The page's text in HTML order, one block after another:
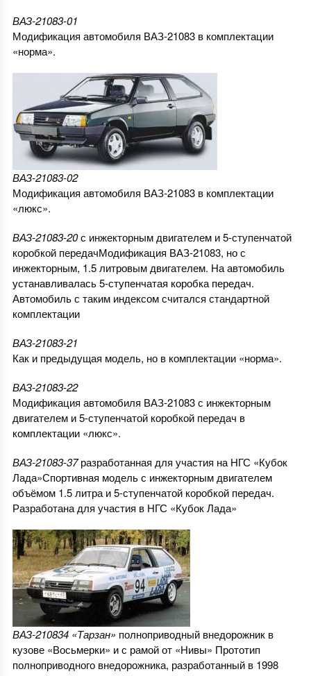
ВАЗ-21083-01
Модификация автомобиля ВАЗ-21083 в комплектации
«норма».
ВАЗ-21083-02
Модификация автомобиля ВАЗ-21083 в комплектации
«люкс».
ВАЗ-21083-20с инжекторным двигателем и 5-ступенчатой
коробкой передачМодификация ВАЗ-21083, но с
инжекторным, 1.5 литровым двигателем. На автомобиль
устанавливалась 5-ступенчатая коробка передач.
Автомобиль с таким индексом считался стандартной
комплектации
ВАЗ-21083-21
Как и предыдущая модель, но в комплектации «норма».
ВАЗ-21083-22
Модификация автомобиля ВАЗ-21083 с инжекторным
двигателем и 5-ступенчатой коробкой передач в
комплектации «люкс».
ВАЗ-21083-37разработанная для участия на НГС «Кубок
Лада»Спортивная модель с инжекторным двигателем
объёмом 1.5 литра и 5-ступенчатой коробкой передач.
Разработана для участия в НГС «Кубок Лада»
ВАЗ-210834 «Тарзан» полноприводный внедорожник в
кузове «Восьмерки» и с рамой от «Нивы» Прототип
полноприводного внедорожника, разработанный в 1998